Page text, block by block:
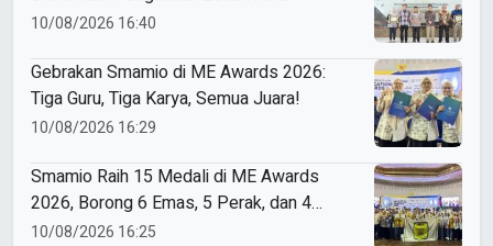
10/08/2026 16:40
Gebrakan Smamio di ME Awards 2026:
Tiga Guru, Tiga Karya, Semua Juara!
10/08/2026 16:29
Smamio Raih 15 Medali di ME Awards
2026, Borong 6 Emas, 5 Perak, dan 4
Perunggu
10/08/2026 16:25